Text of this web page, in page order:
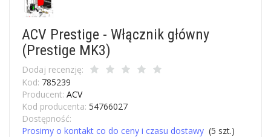
ACV Prestige - Włącznik główny
(Prestige MK3)
Dodaj recenzję:
Kod: 785239
Producent: ACV
Kod producenta: 54766027
Dostępność:
Prosimy o kontakt co do ceny i czasu dostawy (5 szt.)